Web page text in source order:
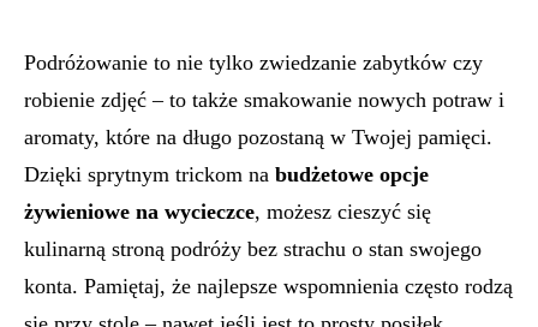
Podróżowanie to nie tylko zwiedzanie zabytków czy
robienie zdjęć – to także smakowanie nowych potraw i
aromaty, które na długo pozostaną w Twojej pamięci.
Dzięki sprytnym trickom na budżetowe opcje
żywieniowe na wycieczce, możesz cieszyć się
kulinarną stroną podróży bez strachu o stan swojego
konta. Pamiętaj, że najlepsze wspomnienia często rodzą